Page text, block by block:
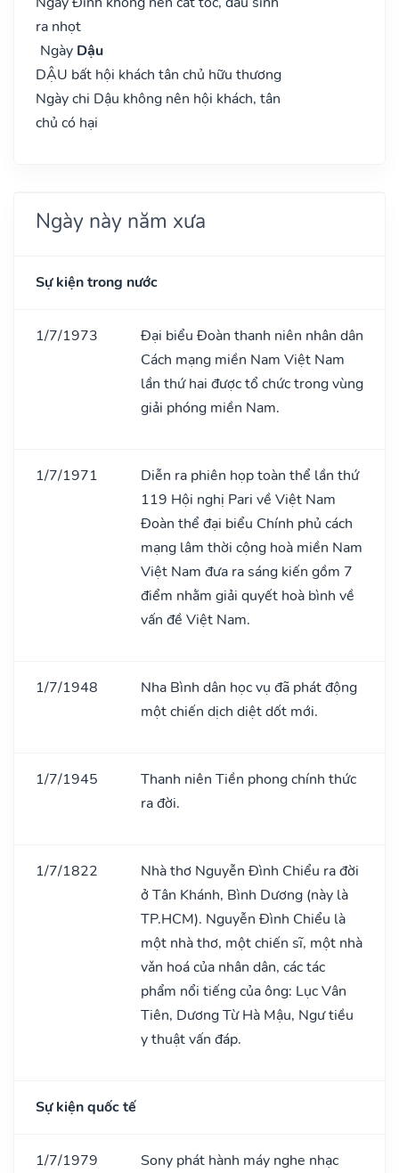
ra nhọt
Ngày Dậu
DẬU bất hội khách tân chủ hữu thương
Ngày chi Dậu không nên hội khách, tân
chủ có hại
Ngày này năm xưa
Sự kiện trong nước
1/7/1973
Đại biểu Đoàn thanh niên nhân dân
Cách mạng miền Nam Việt Nam
lần thứ hai được tổ chức trong vùng
giải phóng miền Nam.
1/7/1971
Diễn ra phiên họp toàn thể lần thứ
119 Hội nghị Pari về Việt Nam
Đoàn thể đại biểu Chính phủ cách
mạng lâm thời cộng hoà miền Nam
Việt Nam đưa ra sáng kiến gồm 7
điểm nhằm giải quyết hoà bình về
vấn đề Việt Nam.
1/7/1948
Nha Bình dân học vụ đã phát động
một chiến dịch diệt dốt mới.
1/7/1945
Thanh niên Tiền phong chính thức
ra đời.
1/7/1822
Nhà thơ Nguyễn Đình Chiểu ra đời
ở Tân Khánh, Bình Dương (này là
TP.HCM). Nguyễn Đình Chiểu là
một nhà thơ, một chiến sĩ, một nhà
vǎn hoá của nhân dân, các tác
phẩm nổi tiếng của ông: Lục Vân
Tiên, Dương Từ Hà Mậu, Ngư tiều
y thuật vấn đáp.
Sự kiện quốc tế
1/7/1979
Sony phát hành máy nghe nhạc